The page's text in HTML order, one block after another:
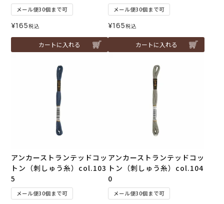
メール便30個まで可
¥165税込
カートに入れる
メール便30個まで可
¥165税込
カートに入れる
アンカーストランテッドコッ
トン（刺しゅう糸）col.103
5
メール便30個まで可
アンカーストランテッドコッ
トン（刺しゅう糸）col.104
0
メール便30個まで可